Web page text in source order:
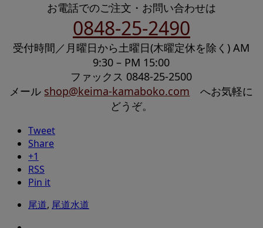
お電話でのご注文・お問い合わせは
0848-25-2490
受付時間／月曜日から土曜日(木曜定休を除く) AM
9:30 – PM 15:00
ファックス 0848-25-2500
メール shop@keima-kamaboko.com へお気軽に
どうぞ。
Tweet
Share
+1
RSS
Pin it
尾道, 尾道水道